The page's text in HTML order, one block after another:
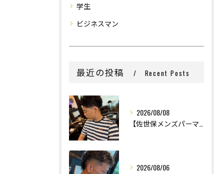
学生
ビジネスマン
最近の投稿 Recent Posts
2026/08/08
2026/08/06